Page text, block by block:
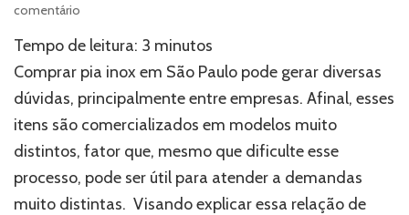
comentário
pia
inox
em
São
Paulo:
modelos
para
empresas
Tempo de leitura: 3 minutos
Comprar pia inox em São Paulo pode gerar diversas
dúvidas, principalmente entre empresas. Afinal, esses
itens são comercializados em modelos muito
distintos, fator que, mesmo que dificulte esse
processo, pode ser útil para atender a demandas
muito distintas. Visando explicar essa relação de